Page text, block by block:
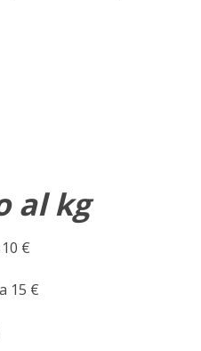
al kg
€
15 €